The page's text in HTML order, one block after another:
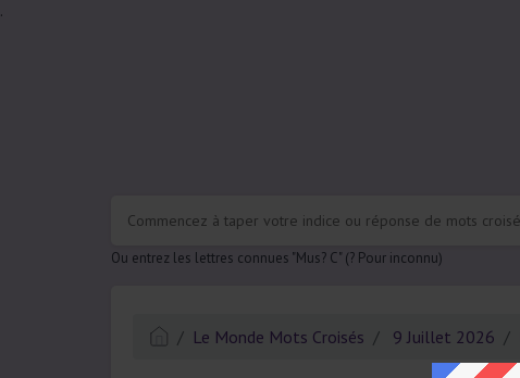
.
Ou entrez les lettres connues "Mus? C" (? Pour inconnu)
Le Monde Mots Croisés 9 Juillet 2026